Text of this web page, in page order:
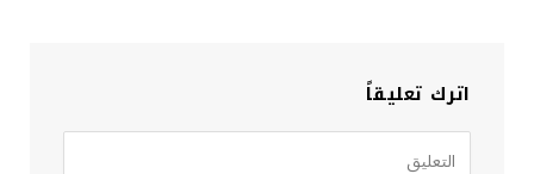
اترك تعليقاً